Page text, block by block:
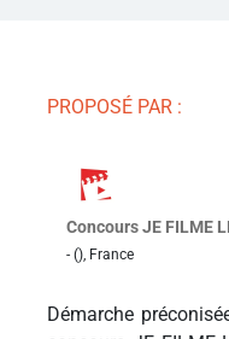
PROPOSÉ PAR :
Concours JE FILME
- (), France
Démarche